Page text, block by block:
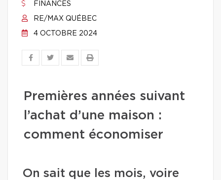
FINANCES
RE/MAX QUÉBEC
4 OCTOBRE 2024
Premières années suivant
l’achat d’une maison :
comment économiser
On sait que les mois, voire